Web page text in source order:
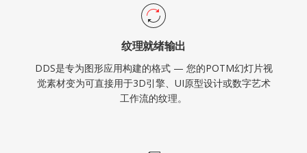
纹理就绪输出
DDS是专为图形应用构建的格式 — 您的POTM幻灯片视
觉素材变为可直接用于3D引擎、UI原型设计或数字艺术
工作流的纹理。